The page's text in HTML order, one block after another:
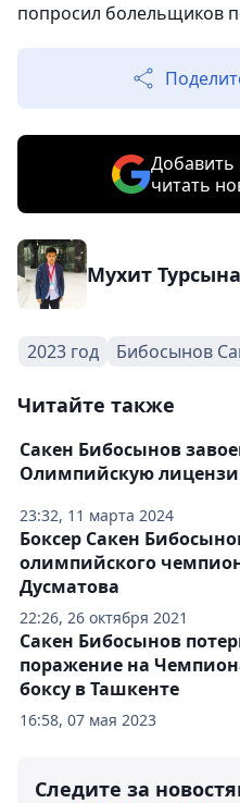
попросил болельщиков
Добавить
читать
Мухит
2023 год Бибосынов
Читайте также
23:32, 11 марта 2024
Сакен Бибосынов
Олимпийскую
22:26, 26 октября 2021
Боксер Сакен
олимпийского
Дусматова
16:58, 07 мая 2023
Сакен Бибосынов
поражение на
боксу в Ташкенте
Следите за